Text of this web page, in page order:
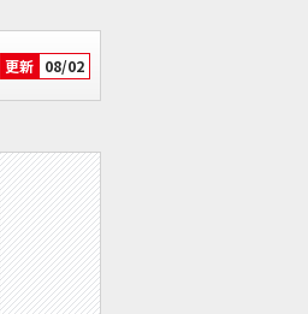
更新 08/02